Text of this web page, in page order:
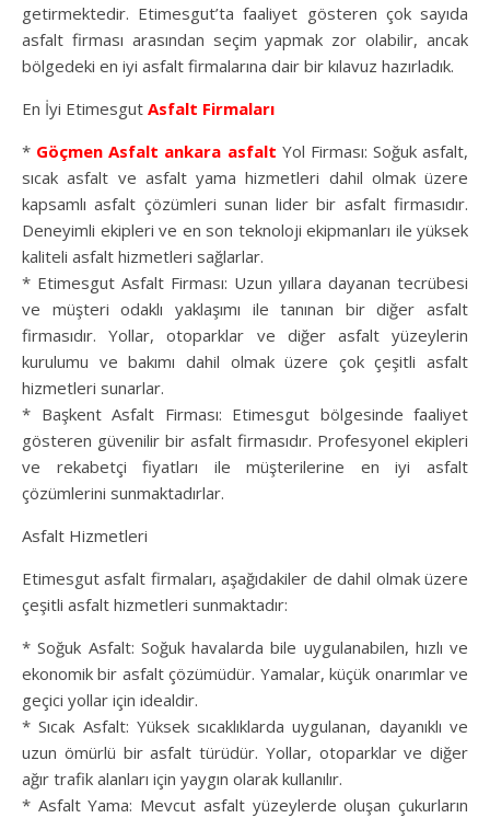
getirmektedir. Etimesgut’ta faaliyet gösteren çok sayıda
asfalt firması arasından seçim yapmak zor olabilir, ancak
bölgedeki en iyi asfalt firmalarına dair bir kılavuz hazırladık.
En İyi Etimesgut Asfalt Firmaları
* Göçmen Asfalt ankara asfalt Yol Firması: Soğuk asfalt,
sıcak asfalt ve asfalt yama hizmetleri dahil olmak üzere
kapsamlı asfalt çözümleri sunan lider bir asfalt firmasıdır.
Deneyimli ekipleri ve en son teknoloji ekipmanları ile yüksek
kaliteli asfalt hizmetleri sağlarlar.
* Etimesgut Asfalt Firması: Uzun yıllara dayanan tecrübesi
ve müşteri odaklı yaklaşımı ile tanınan bir diğer asfalt
firmasıdır. Yollar, otoparklar ve diğer asfalt yüzeylerin
kurulumu ve bakımı dahil olmak üzere çok çeşitli asfalt
hizmetleri sunarlar.
* Başkent Asfalt Firması: Etimesgut bölgesinde faaliyet
gösteren güvenilir bir asfalt firmasıdır. Profesyonel ekipleri
ve rekabetçi fiyatları ile müşterilerine en iyi asfalt
çözümlerini sunmaktadırlar.
Asfalt Hizmetleri
Etimesgut asfalt firmaları, aşağıdakiler de dahil olmak üzere
çeşitli asfalt hizmetleri sunmaktadır:
* Soğuk Asfalt: Soğuk havalarda bile uygulanabilen, hızlı ve
ekonomik bir asfalt çözümüdür. Yamalar, küçük onarımlar ve
geçici yollar için idealdir.
* Sıcak Asfalt: Yüksek sıcaklıklarda uygulanan, dayanıklı ve
uzun ömürlü bir asfalt türüdür. Yollar, otoparklar ve diğer
ağır trafik alanları için yaygın olarak kullanılır.
* Asfalt Yama: Mevcut asfalt yüzeylerde oluşan çukurların